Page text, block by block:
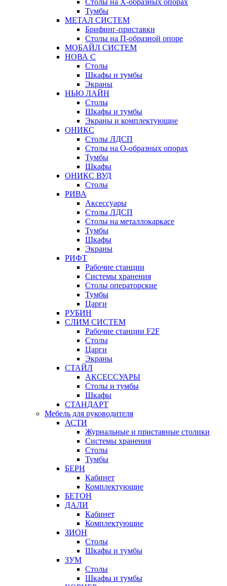
Тумбы
МЕТАЛ СИСТЕМ
Брифинг-приставки
Столы на П-образной опоре
МОБАЙЛ СИСТЕМ
НОВА С
Столы
Шкафы и тумбы
Экраны
НЬЮ ЛАЙН
Столы
Шкафы и тумбы
Экраны и комплектующие
ОНИКС
Столы ЛДСП
Столы на О-образных опорах
Тумбы
Шкафы
ОНИКС ВУД
Столы
РИВА
Аксессуары
Столы ЛДСП
Столы на металлокаркасе
Тумбы
Шкафы
Экраны
РИФТ
Рабочие станции
Системы хранения
Столы операторские
Тумбы
Царги
РУБИН
СЛИМ СИСТЕМ
Рабочие станции F2F
Столы
Царги
Экраны
СТАЙЛ
АКСЕССУАРЫ
Столы и тумбы
Шкафы
СТАНДАРТ
Мебель для руководителя
АСТИ
Журнальные и приставные столики
Системы хранения
Столы
Тумбы
БЕРН
Кабинет
Комплектующие
БЕТОН
ДАЛИ
Кабинет
Комплектующие
ЗИОН
Столы
Шкафы и тумбы
ЗУМ
Столы
Шкафы и тумбы